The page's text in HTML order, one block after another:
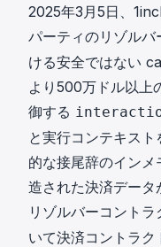
2025年3月5日、
パーティのリゾルバ
ける安全ではない
より500万ドル以上
御する
と実行コンテキス
的な接尾辞のイン
造された決済データ
リゾルバーコントラ
いて決済コントラ